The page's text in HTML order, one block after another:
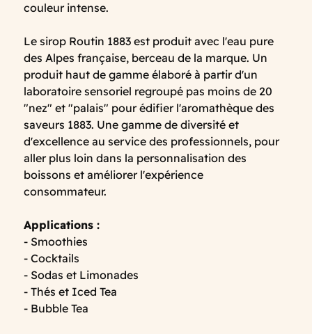
couleur intense.
Le sirop Routin 1883 est produit avec l'eau pure
des Alpes française, berceau de la marque. Un
produit haut de gamme élaboré à partir d'un
laboratoire sensoriel regroupé pas moins de 20
"nez" et "palais" pour édifier l'aromathèque des
saveurs 1883. Une gamme de diversité et
d'excellence au service des professionnels, pour
aller plus loin dans la personnalisation des
boissons et améliorer l'expérience
consommateur.
Applications :
- Smoothies
- Cocktails
- Sodas et Limonades
- Thés et Iced Tea
- Bubble Tea